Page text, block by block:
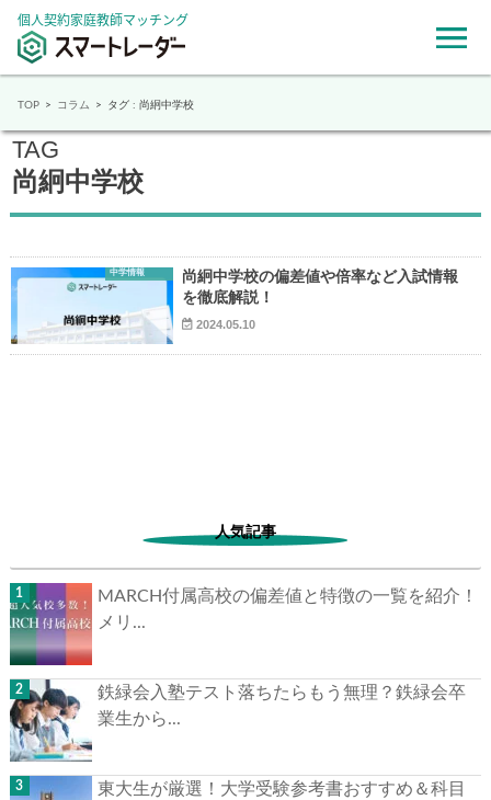
個人契約家庭教師マッチング
▶
TOP コラム タグ : 尚絅中学校
TAG
尚絅中学校
中学情報
尚絅中学校の偏差値や倍率など入試情報
を徹底解説！
2024.05.10
人気記事
MARCH付属高校の偏差値と特徴の一覧を紹介！
メリ...
鉄緑会入塾テスト落ちたらもう無理？鉄緑会卒
業生から...
東大生が厳選！大学受験参考書おすすめ＆科目